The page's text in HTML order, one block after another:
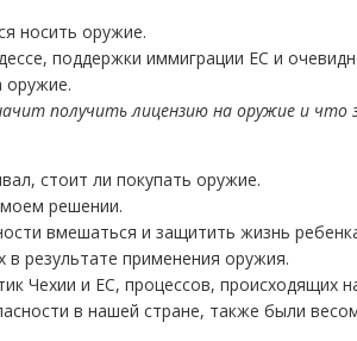
носить оружие.
поддержки иммиграции ЕС и
оружие.
получить лицензию на оружие и
стоит ли покупать оружие.
решении.
вмешаться и защитить жизнь
результате применения оружия.
Чехии и ЕС, процессов,
в нашей стране, также были